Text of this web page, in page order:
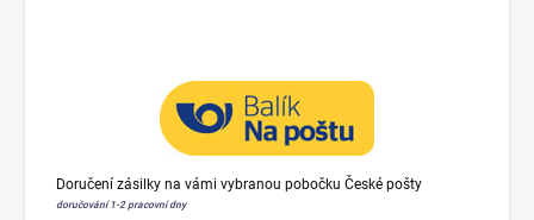
Doručení zásilky na vámi vybranou pobočku České pošty
doručování 1-2 pracovní dny